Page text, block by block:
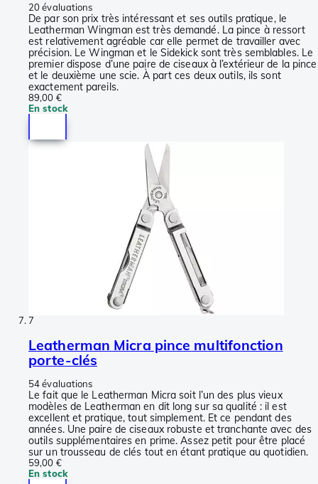
20 évaluations
De par son prix très intéressant et ses outils pratique, le
Leatherman Wingman est très demandé. La pince à ressort
est relativement agréable car elle permet de travailler avec
précision. Le Wingman et le Sidekick sont très semblables. Le
premier dispose d’une paire de ciseaux à l’extérieur de la pince
et le deuxième une scie. À part ces deux outils, ils sont
exactement pareils.
89,00 €
En stock
7
Leatherman Micra pince multifonction
porte-clés
54 évaluations
Le fait que le Leatherman Micra soit l’un des plus vieux
modèles de Leatherman en dit long sur sa qualité : il est
excellent et pratique, tout simplement. Et ce pendant des
années. Une paire de ciseaux robuste et tranchante avec des
outils supplémentaires en prime. Assez petit pour être placé
sur un trousseau de clés tout en étant pratique au quotidien.
59,00 €
En stock